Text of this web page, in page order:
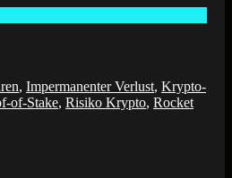
, Impermanenter Verlust, Krypto-
of-Stake, Risiko Krypto, Rocket